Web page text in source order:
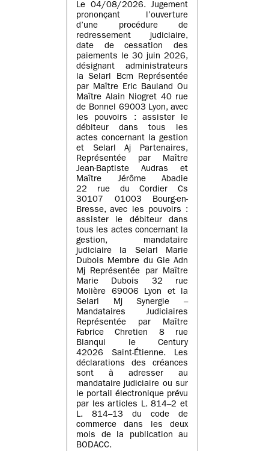
Le 04/08/2026. Jugement
prononçant l’ouverture
d’une procédure de
redressement judiciaire,
date de cessation des
paiements le 30 juin 2026,
désignant administrateurs
la Selarl Bcm Représentée
par Maître Eric Bauland Ou
Maître Alain Niogret 40 rue
de Bonnel 69003 Lyon, avec
les pouvoirs : assister le
débiteur dans tous les
actes concernant la gestion
et Selarl Aj Partenaires,
Représentée par Maître
Jean-Baptiste Audras et
Maître Jérôme Abadie
22 rue du Cordier Cs
30107 01003 Bourg-en-
Bresse, avec les pouvoirs :
assister le débiteur dans
tous les actes concernant la
gestion, mandataire
judiciaire la Selarl Marie
Dubois Membre du Gie Adn
Mj Représentée par Maître
Marie Dubois 32 rue
Molière 69006 Lyon et la
Selarl Mj Synergie –
Mandataires Judiciaires
Représentée par Maître
Fabrice Chretien 8 rue
Blanqui le Century
42026 Saint-Étienne. Les
déclarations des créances
sont à adresser au
mandataire judiciaire ou sur
le portail électronique prévu
par les articles L. 814–2 et
L. 814–13 du code de
commerce dans les deux
mois de la publication au
BODACC.